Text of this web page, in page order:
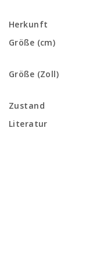
Herkunft
Größe (cm)
Größe (Zoll)
Zustand
Literatur